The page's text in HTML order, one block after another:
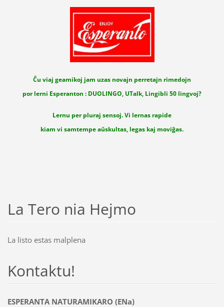
Ĉu viaj geamikoj jam uzas novajn perretajn rimedojn
por lerni Esperanton : DUOLINGO, UTalk, Lingibli 50 lingvoj?
Lernu per pluraj sensoj. Vi lernas rapide
kiam vi samtempe aŭskultas, legas kaj moviĝas.
La Tero nia Hejmo
La listo estas malplena
Kontaktu!
ESPERANTA NATURAMIKARO (ENa)